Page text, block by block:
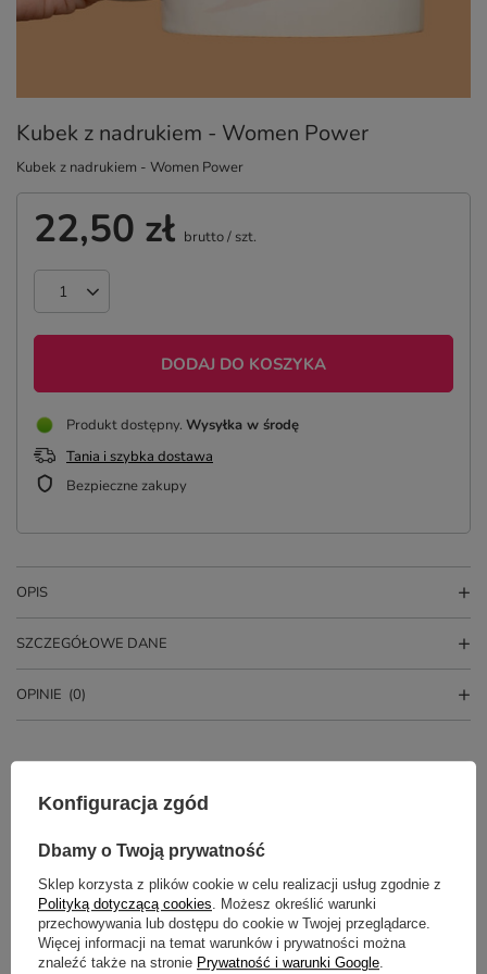
Kubek z nadrukiem - Women Power
Kubek z nadrukiem - Women Power
22,50 zł brutto/ szt.
DODAJ DO KOSZYKA
Produkt dostępny Wysyłka w środę
Tania i szybka dostawa
Bezpieczne zakupy
OPIS
SZCZEGÓŁOWE DANE
OPINIE (0)
Potrzebujesz pomocy? Masz pytania?
Zadaj pytanie a my odpowiemy
Konfiguracja zgód
Dbamy o Twoją prywatność
Sklep korzysta z plików cookie w celu realizacji usług zgodnie z
Polityką dotyczącą cookies. Możesz określić warunki
przechowywania lub dostępu do cookie w Twojej przeglądarce.
Więcej informacji na temat warunków i prywatności można
znaleźć także na stronie Prywatność i warunki Google.